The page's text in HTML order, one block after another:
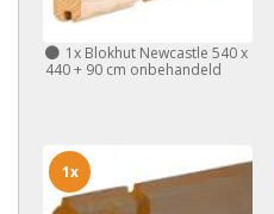
1x Blokhut Newcastle 540 x
440 + 90 cm onbehandeld
1x